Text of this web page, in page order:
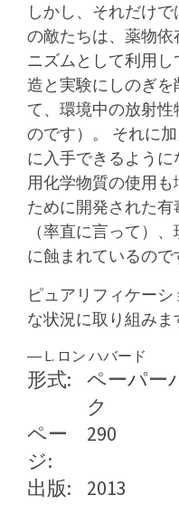
しかし、それだけ
の敵たちは、薬物
ニズムとして利用
造と実験にしのぎ
て、環境中の放射
のです）。 それに
に入手できるよう
用化学物質の使用
ために開発された
（率直に言って）
に蝕まれているので
ピュアリフィケー
な状況に取り組みま
― L. ロン ハバード
形式: ペーパー
ク
ペー
ジ:
290
出版: 2013